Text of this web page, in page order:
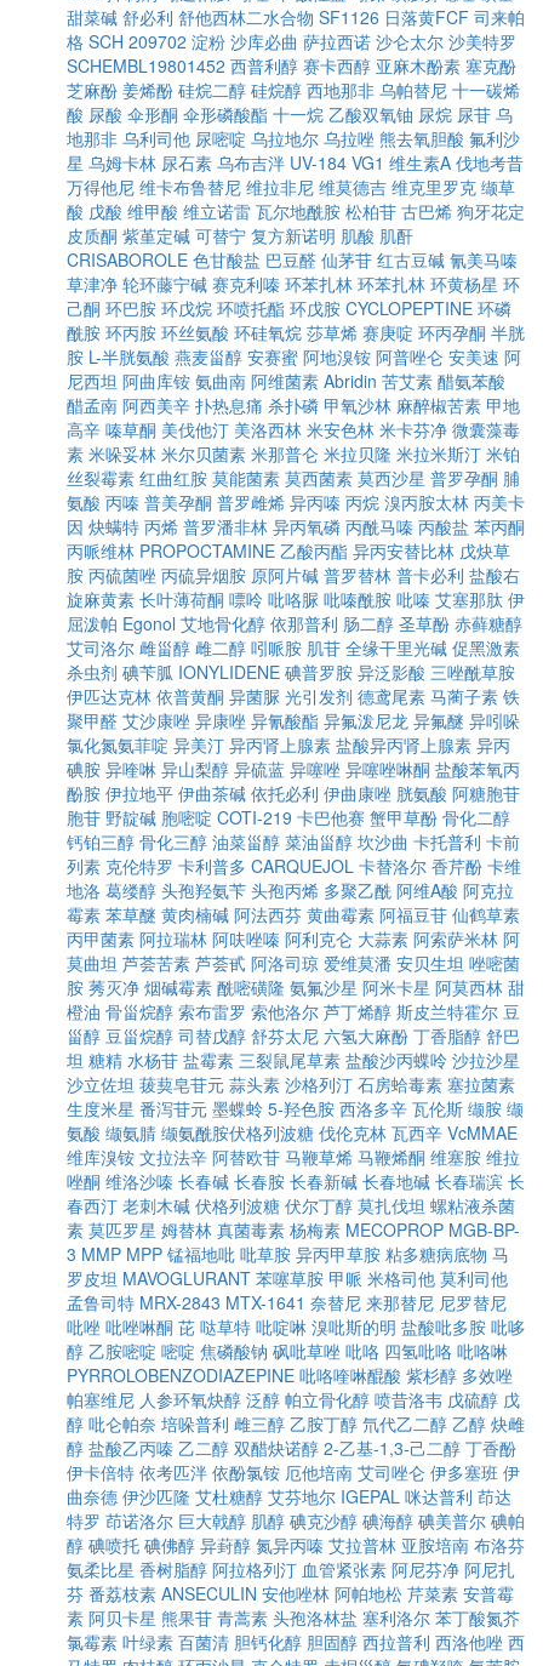
甜菜碱 舒必利 舒他西林二水合物 SF1126 日落黄FCF 司来帕
格 SCH 209702 淀粉 沙库必曲 萨拉西诺 沙仑太尔 沙美特罗
SCHEMBL19801452 西普利醇 赛卡西醇 亚麻木酚素 塞克酚
芝麻酚 姜烯酚 硅烷二醇 硅烷醇 西地那非 乌帕替尼 十一碳烯
酸 尿酸 伞形酮 伞形磷酸酯 十一烷 乙酸双氧铀 尿烷 尿苷 乌
地那非 乌利司他 尿嘧啶 乌拉地尔 乌拉唑 熊去氧胆酸 氟利沙
星 乌姆卡林 尿石素 乌布吉泮 UV-184 VG1 维生素A 伐地考昔
万得他尼 维卡布鲁替尼 维拉非尼 维莫德吉 维克里罗克 缬草
酸 戊酸 维甲酸 维立诺雷 瓦尔地酰胺 松柏苷 古巴烯 狗牙花定
皮质酮 紫堇定碱 可替宁 复方新诺明 肌酸 肌酐
CRISABOROLE 色甘酸盐 巴豆醛 仙茅苷 红古豆碱 氰美马嗪
草津净 轮环藤宁碱 赛克利嗪 环苯扎林 环苯扎林 环黄杨星 环
己酮 环巴胺 环戊烷 环喷托酯 环戊胺 CYCLOPEPTINE 环磷
酰胺 环丙胺 环丝氨酸 环硅氧烷 莎草烯 赛庚啶 环丙孕酮 半胱
胺 L-半胱氨酸 燕麦甾醇 安赛蜜 阿地溴铵 阿普唑仑 安美速 阿
尼西坦 阿曲库铵 氨曲南 阿维菌素 Abridin 苦艾素 醋氨苯酸
醋孟南 阿西美辛 扑热息痛 杀扑磷 甲氧沙林 麻醉椒苦素 甲地
高辛 嗪草酮 美伐他汀 美洛西林 米安色林 米卡芬净 微囊藻毒
素 米哚妥林 米尔贝菌素 米那普仑 米拉贝隆 米拉米斯汀 米铂
丝裂霉素 红曲红胺 莫能菌素 莫西菌素 莫西沙星 普罗孕酮 脯
氨酸 丙嗪 普美孕酮 普罗雌烯 异丙嗪 丙烷 溴丙胺太林 丙美卡
因 炔螨特 丙烯 普罗潘非林 异丙氧磷 丙酰马嗪 丙酸盐 苯丙酮
丙哌维林 PROPOCTAMINE 乙酸丙酯 异丙安替比林 戊炔草
胺 丙硫菌唑 丙硫异烟胺 原阿片碱 普罗替林 普卡必利 盐酸右
旋麻黄素 长叶薄荷酮 嘌呤 吡咯脲 吡嗪酰胺 吡嗪 艾塞那肽 伊
屈泼帕 Egonol 艾地骨化醇 依那普利 肠二醇 圣草酚 赤藓糖醇
艾司洛尔 雌甾醇 雌二醇 吲哌胺 肌苷 全缘干里光碱 促黑激素
杀虫剂 碘苄胍 IONYLIDENE 碘普罗胺 异泛影酸 三唑酰草胺
伊匹达克林 依普黄酮 异菌脲 光引发剂 德鸢尾素 马蔺子素 铁
聚甲醛 艾沙康唑 异康唑 异氰酸酯 异氟泼尼龙 异氟醚 异吲哚
氯化氮氨菲啶 异美汀 异丙肾上腺素 盐酸异丙肾上腺素 异丙
碘胺 异喹啉 异山梨醇 异硫蓝 异噻唑 异噻唑啉酮 盐酸苯氧丙
酚胺 伊拉地平 伊曲茶碱 依托必利 伊曲康唑 胱氨酸 阿糖胞苷
胞苷 野靛碱 胞嘧啶 COTI-219 卡巴他赛 蟹甲草酚 骨化二醇
钙铂三醇 骨化三醇 油菜甾醇 菜油甾醇 坎沙曲 卡托普利 卡前
列素 克伦特罗 卡利普多 CARQUEJOL 卡替洛尔 香芹酚 卡维
地洛 葛缕醇 头孢羟氨苄 头孢丙烯 多聚乙酰 阿维A酸 阿克拉
霉素 苯草醚 黄肉楠碱 阿法西芬 黄曲霉素 阿福豆苷 仙鹤草素
丙甲菌素 阿拉瑞林 阿呋唑嗪 阿利克仑 大蒜素 阿索萨米林 阿
莫曲坦 芦荟苦素 芦荟甙 阿洛司琼 爱维莫潘 安贝生坦 唑嘧菌
胺 莠灭净 烟碱霉素 酰嘧磺隆 氨氟沙星 阿米卡星 阿莫西林 甜
橙油 骨甾烷醇 索布雷罗 索他洛尔 芦丁烯醇 斯皮兰特霍尔 豆
甾醇 豆甾烷醇 司替戊醇 舒芬太尼 六氢大麻酚 丁香脂醇 舒巴
坦 糖精 水杨苷 盐霉素 三裂鼠尾草素 盐酸沙丙蝶呤 沙拉沙星
沙立佐坦 菝葜皂苷元 蒜头素 沙格列汀 石房蛤毒素 塞拉菌素
生度米星 番泻苷元 墨蝶蛉 5-羟色胺 西洛多辛 瓦伦斯 缬胺 缬
氨酸 缬氨腈 缬氨酰胺伏格列波糖 伐伦克林 瓦西辛 VcMMAE
维库溴铵 文拉法辛 阿替欧苷 马鞭草烯 马鞭烯酮 维塞胺 维拉
唑酮 维洛沙嗪 长春碱 长春胺 长春新碱 长春地碱 长春瑞滨 长
春西汀 老刺木碱 伏格列波糖 伏尔丁醇 莫扎伐坦 螺粘液杀菌
素 莫匹罗星 姆替林 真菌毒素 杨梅素 MECOPROP MGB-BP-
3 MMP MPP 锰福地吡 吡草胺 异丙甲草胺 粘多糖病底物 马
罗皮坦 MAVOGLURANT 苯噻草胺 甲哌 米格司他 莫利司他
孟鲁司特 MRX-2843 MTX-1641 奈替尼 来那替尼 尼罗替尼
吡唑 吡唑啉酮 芘 哒草特 吡啶啉 溴吡斯的明 盐酸吡多胺 吡哆
醇 乙胺嘧啶 嘧啶 焦磷酸钠 砜吡草唑 吡咯 四氢吡咯 吡咯啉
PYRROLOBENZODIAZEPINE 吡咯喹啉醌酸 紫杉醇 多效唑
帕塞维尼 人参环氧炔醇 泛醇 帕立骨化醇 喷昔洛韦 戊硫醇 戊
醇 吡仑帕奈 培哚普利 雌三醇 乙胺丁醇 氘代乙二醇 乙醇 炔雌
醇 盐酸乙丙嗪 乙二醇 双醋炔诺醇 2-乙基-1,3-己二醇 丁香酚
伊卡倍特 依考匹泮 依酚氯铵 厄他培南 艾司唑仑 伊多塞班 伊
曲奈德 伊沙匹隆 艾杜糖醇 艾芬地尔 IGEPAL 咪达普利 茚达
特罗 茚诺洛尔 巨大戟醇 肌醇 碘克沙醇 碘海醇 碘美普尔 碘帕
醇 碘喷托 碘佛醇 异葑醇 氮异丙嗪 艾拉普林 亚胺培南 布洛芬
氨柔比星 香树脂醇 阿拉格列汀 血管紧张素 阿尼芬净 阿尼扎
芬 番荔枝素 ANSECULIN 安他唑林 阿帕地松 芹菜素 安普霉
素 阿贝卡星 熊果苷 青蒿素 头孢洛林盐 塞利洛尔 苯丁酸氮芥
氯霉素 叶绿素 百菌清 胆钙化醇 胆固醇 西拉普利 西洛他唑 西